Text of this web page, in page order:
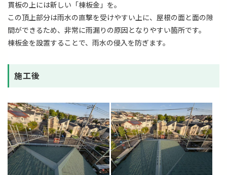
貫板の上には新しい「棟板金」を。
この頂上部分は雨水の直撃を受けやすい上に、屋根の面と面の隙
間ができるため、非常に雨漏りの原因となりやすい箇所です。
棟板金を設置することで、雨水の侵入を防ぎます。
施工後